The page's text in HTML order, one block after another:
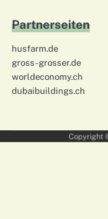
Partnerseiten
husfarm.de
gross-grosser.de
worldeconomy.ch
dubaibuildings.ch
Copyright